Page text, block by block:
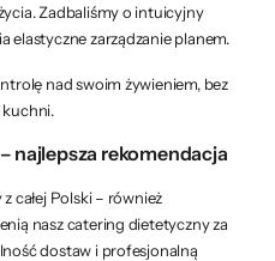
Zadbaliśmy o intuicyjny
elastyczne zarządzanie planem.
nad swoim żywieniem, bez
kuchni.
najlepsza rekomendacja
całej Polski – również
nasz catering dietetyczny za
dostaw i profesjonalną